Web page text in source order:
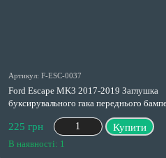
Артикул: F-ESC-0037
Ford Escape MK3 2017-2019 Заглушка
буксирувального гака переднього
GV4517A989ACW
225 грн Купити
В наявності: 1